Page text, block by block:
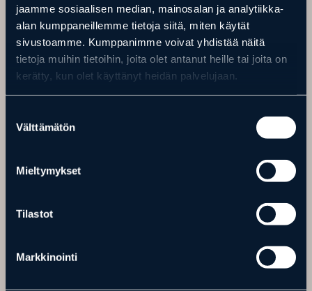
jaamme sosiaalisen median, mainosalan ja analytiikka-
alan kumppaneillemme tietoja siitä, miten käytät
sivustoamme. Kumppanimme voivat yhdistää näitä
tietoja muihin tietoihin, joita olet antanut heille tai joita on
kerätty, kun olet käyttänyt heidän palvelujaan.
valinta
Välttämätön
Mieltymykset
Tilastot
Markkinointi
HIIHTOLADUT
kunnan ylläpitämiä, laadukkaita ja osittain valaistuja hiihtolatuja.